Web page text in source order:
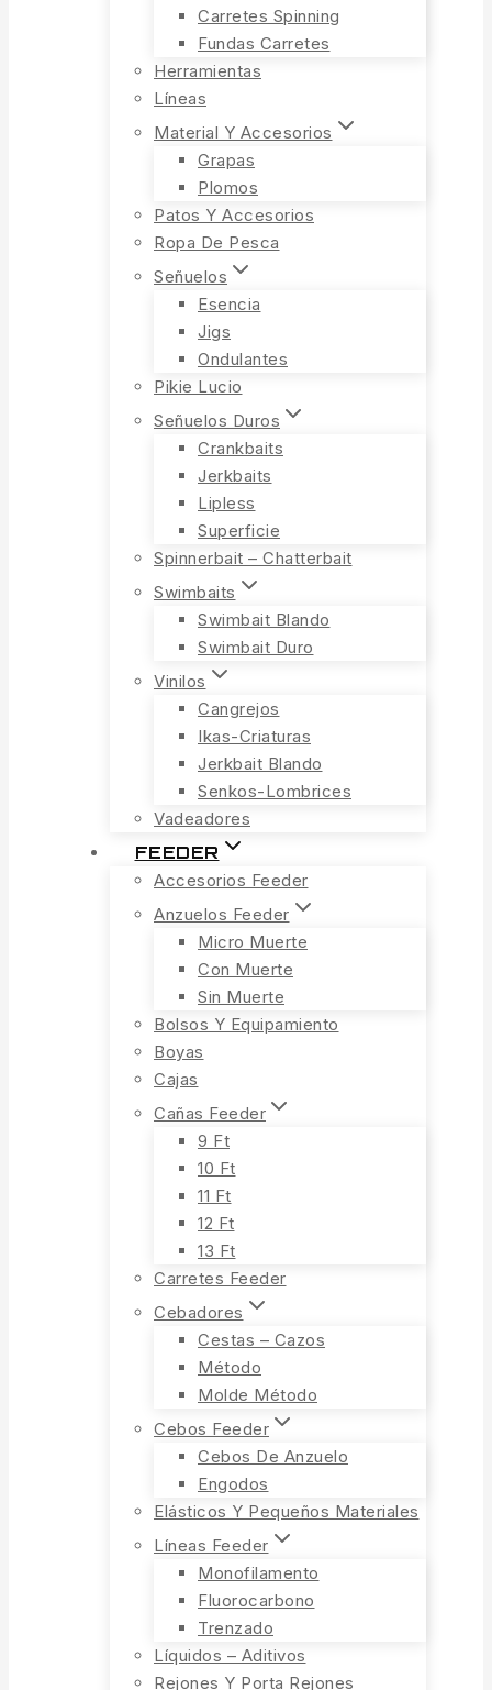
Carretes Spinning
Fundas Carretes
Herramientas
Líneas
Material Y Accesorios
Grapas
Plomos
Patos Y Accesorios
Ropa De Pesca
Señuelos
Esencia
Jigs
Ondulantes
Pikie Lucio
Señuelos Duros
Crankbaits
Jerkbaits
Lipless
Superficie
Spinnerbait – Chatterbait
Swimbaits
Swimbait Blando
Swimbait Duro
Vinilos
Cangrejos
Ikas-Criaturas
Jerkbait Blando
Senkos-Lombrices
Vadeadores
FEEDER
Accesorios Feeder
Anzuelos Feeder
Micro Muerte
Con Muerte
Sin Muerte
Bolsos Y Equipamiento
Boyas
Cajas
Cañas Feeder
9 Ft
10 Ft
11 Ft
12 Ft
13 Ft
Carretes Feeder
Cebadores
Cestas – Cazos
Método
Molde Método
Cebos Feeder
Cebos De Anzuelo
Engodos
Elásticos Y Pequeños Materiales
Líneas Feeder
Monofilamento
Fluorocarbono
Trenzado
Líquidos – Aditivos
Rejones Y Porta Rejones